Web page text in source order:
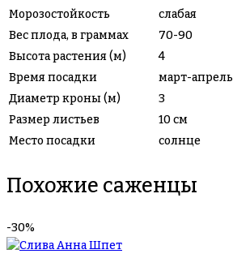
Морозостойкость
слабая
Вес плода, в граммах
70-90
Высота растения (м)
4
Время посадки
март-апрель
Диаметр кроны (м)
3
Размер листьев
10 см
Место посадки
солнце
Похожие саженцы
-30%